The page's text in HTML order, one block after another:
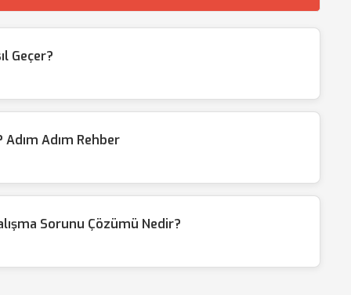
Geçer?
Adım Rehber
Sorunu Çözümü Nedir?